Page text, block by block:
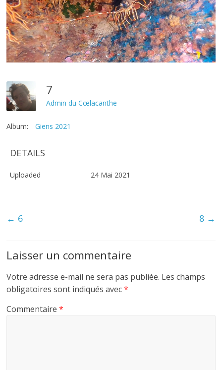
7
Admin du Cœlacanthe
Album: Giens 2021
DETAILS
Uploaded 24 Mai 2021
← 6 8 →
Laisser un commentaire
Votre adresse e-mail ne sera pas publiée. Les champs
obligatoires sont indiqués avec*
Commentaire*